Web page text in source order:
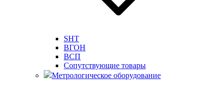
SHT
ВГОН
ВСП
Сопутствующие товары
Метрологическое оборудование